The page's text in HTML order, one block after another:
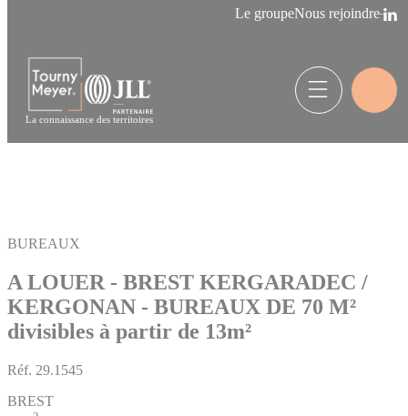
Le groupeNous rejoindre
La connaissance des territoires
BUREAUX
A LOUER - BREST KERGARADEC /
KERGONAN - BUREAUX DE 70 M²
divisibles à partir de 13m²
Réf. 29.1545
BREST